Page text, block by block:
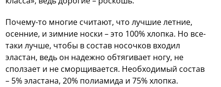
Почему-то многие считают, что лучшие летние,
осенние, и зимние носки – это 100% хлопка. Но все-
таки лучше, чтобы в состав носочков входил
эластан, ведь он надежно обтягивает ногу, не
сползает и не сморщивается. Необходимый состав
– 5% эластана, 20% полиамида и 75% хлопка.